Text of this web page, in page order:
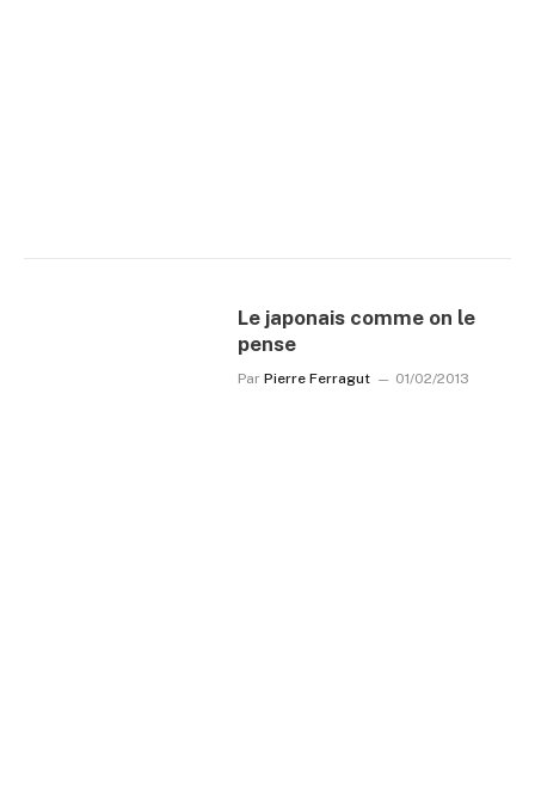
Le japonais comme on le
pense
Par Pierre Ferragut 01/02/2013